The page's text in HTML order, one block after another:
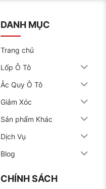
DANH MỤC
Trang chủ
Lốp Ô Tô
Ắc Quy Ô Tô
Giảm Xóc
Sản phẩm Khác
Dịch Vụ
Blog
CHÍNH SÁCH